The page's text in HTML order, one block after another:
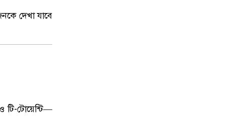
দেখা যাবে
টি-টোয়েন্টি—